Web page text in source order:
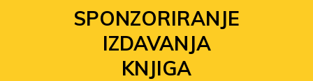
SPONZORIRANJE
IZDAVANJA
KNJIGA